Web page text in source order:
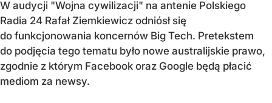
W audycji "Wojna cywilizacji" na antenie Polskiego
Radia 24 Rafał Ziemkiewicz odniósł się
do funkcjonowania koncernów Big Tech. Pretekstem
do podjęcia tego tematu było nowe australijskie prawo,
zgodnie z którym Facebook oraz Google będą płacić
mediom za newsy.